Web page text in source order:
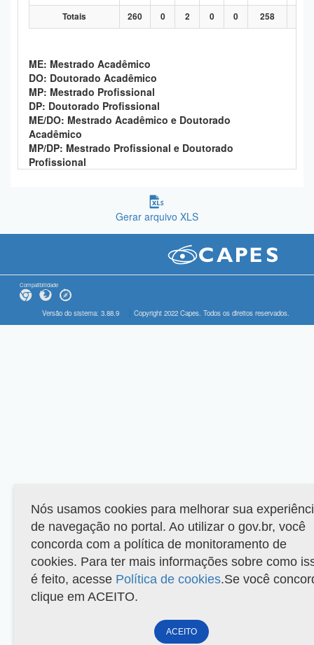
Totais 260 0 2 0 0 258
ME: Mestrado Acadêmico
DO: Doutorado Acadêmico
MP: Mestrado Profissional
DP: Doutorado Profissional
ME/DO: Mestrado Acadêmico e Doutorado
Acadêmico
MP/DP: Mestrado Profissional e Doutorado
Profissional
Gerar arquivo XLS
Compatibilidade
Versão do sistema: 3.88.9 Copyright 2022 Capes. Todos os direitos reservados.
Nós usamos cookies para melhorar sua
de navegação no portal. Ao utilizar o gov.br, você
concorda com a política de monitoramento de
cookies. Para ter mais informações sobre como
é feito, acesse Política de cookies.Se você
clique em ACEITO.
ACEITO